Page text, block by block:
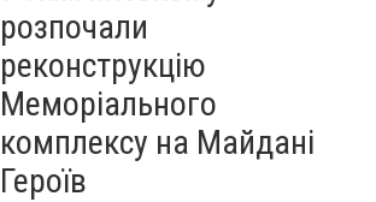
розпочали
реконструкцію
Меморіального
комплексу на Майдані
Героїв